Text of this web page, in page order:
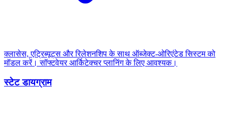
क्लासेस, एट्रिब्यूट्स और रिलेशनशिप के साथ ऑब्जेक्ट-ओरिएंटेड सिस्टम को
मॉडल करें। सॉफ्टवेयर आर्किटेक्चर प्लानिंग के लिए आवश्यक।
स्टेट डायग्राम